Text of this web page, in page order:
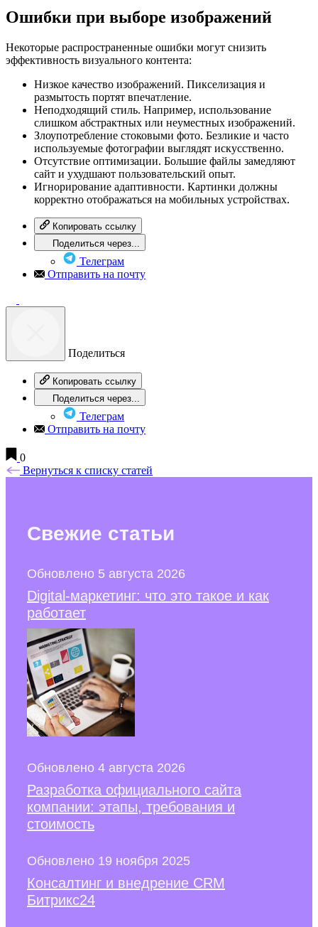
Ошибки при выборе изображений
Некоторые распространенные ошибки могут снизить
эффективность визуального контента:
Низкое качество изображений. Пикселизация и
размытость портят впечатление.
Неподходящий стиль. Например, использование
слишком абстрактных или неуместных изображений.
Злоупотребление стоковыми фото. Безликие и часто
используемые фотографии выглядят искусственно.
Отсутствие оптимизации. Большие файлы замедляют
сайт и ухудшают пользовательский опыт.
Игнорирование адаптивности. Картинки должны
корректно отображаться на мобильных устройствах.
Копировать ссылку
Поделиться через...
Телеграм
Отправить на почту
Поделиться
Копировать ссылку
Поделиться через...
Телеграм
Отправить на почту
0
Вернуться к списку статей
Свежие статьи
Обновлено 5 августа 2026
Digital-маркетинг: что это такое и как
работает
Обновлено 4 августа 2026
Разработка официального сайта
компании: этапы, требования и
стоимость
Обновлено 19 ноября 2025
Консалтинг и внедрение CRM
Битрикс24